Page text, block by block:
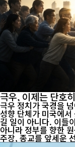
극우, 이제는 단호
극우 정치가 국경을
성향 단체가 미국에
길 일이 아니다. 이들
아니라 정부를 향한
주장, 종교를 앞세운